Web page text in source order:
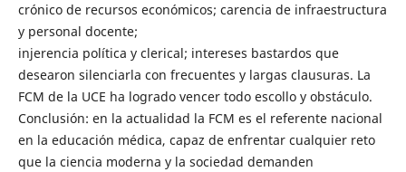
crónico de recursos económicos; carencia de infraestructura
y personal docente;
injerencia política y clerical; intereses bastardos que
desearon silenciarla con frecuentes y largas clausuras. La
FCM de la UCE ha logrado vencer todo escollo y obstáculo.
Conclusión: en la actualidad la FCM es el referente nacional
en la educación médica, capaz de enfrentar cualquier reto
que la ciencia moderna y la sociedad demanden